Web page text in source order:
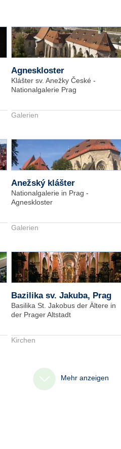
Agneskloster
Klášter sv. Anežky České -
Nationalgalerie Prag
Galerien
Anežský klášter
Nationalgalerie in Prag -
Agneskloster
Galerien
Bazilika sv. Jakuba, Prag
Basilika St. Jakobus der Ältere in
der Prager Altstadt
Kirchen
Mehr anzeigen